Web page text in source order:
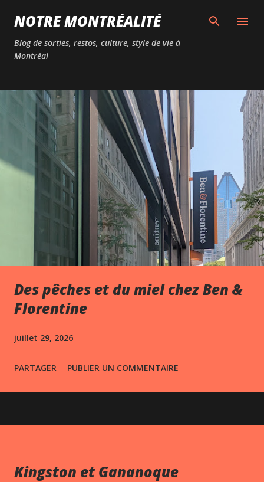
Passer au contenu principal
NOTRE MONTRÉALITÉ
Blog de sorties, restos, culture, style de vie à
Montréal
Des pêches et du miel chez Ben &
Florentine
juillet 29, 2026
PARTAGER PUBLIER UN COMMENTAIRE
Kingston et Gananoque